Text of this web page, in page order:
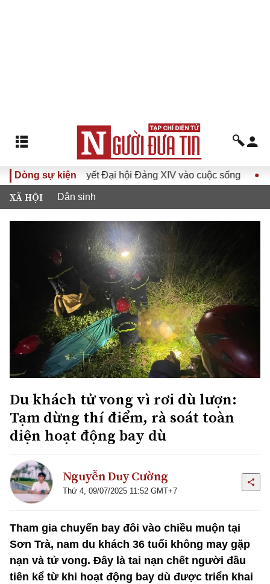
Dòng sự kiện
Đưa Nghị quyết Đại hội Đảng XIV vào cuộc sống Hướng
XÃ HỘI Dân sinh
Du khách tử vong vì rơi dù lượn:
Tạm dừng thí điểm, rà soát toàn
diện hoạt động bay dù
Nguyễn Duy Cường
Thứ 4, 09/07/2025 11:52 GMT+7
Tham gia chuyến bay đôi vào chiều muộn tại
Sơn Trà, nam du khách 36 tuổi không may gặp
nạn và tử vong. Đây là tai nạn chết người đầu
tiên kể từ khi hoạt động bay dù được triển khai